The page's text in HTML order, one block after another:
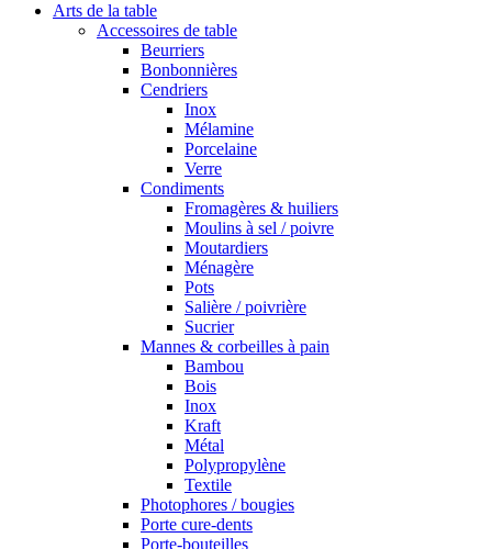
Arts de la table
Accessoires de table
Beurriers
Bonbonnières
Cendriers
Inox
Mélamine
Porcelaine
Verre
Condiments
Fromagères & huiliers
Moulins à sel / poivre
Moutardiers
Ménagère
Pots
Salière / poivrière
Sucrier
Mannes & corbeilles à pain
Bambou
Bois
Inox
Kraft
Métal
Polypropylène
Textile
Photophores / bougies
Porte cure-dents
Porte-bouteilles